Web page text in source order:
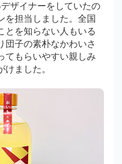
ザイナーをしていたの
を担当しました。全国
とを知らない人もいる
団子の素朴なかわいさ
てもらいやすい親しみ
ました。